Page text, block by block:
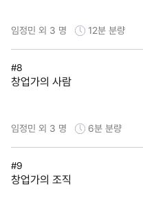
임정민 외 3 명 12분 분량
#8
창업가의 사람
임정민 외 3 명 6분 분량
#9
창업가의 조직